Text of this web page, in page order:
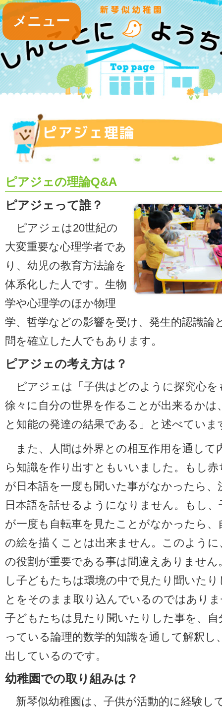
ピアジェ理論
ピアジェの理論Q&A
ピアジェって誰？
ピアジェは20世紀の
大変重要な心理学者であ
り、幼児の教育方法論を
体系化した人です。生物
学や心理学のほか物理
学、哲学などの影響を受け、発生的認識論
問を確立した人でもあります。
ピアジェの考え方は？
ピアジェは「子供はどのように探究心を
徐々に自分の世界を作ることが出来るかは
と知能の発達の結果である」と述べていま
また、人間は外界との相互作用を通して
ら知識を作り出すともいいました。もし
が日本語を一度も聞いた事がなかったら、
日本語を話せるようになりません。もし、
が一度も自転車を見たことがなかったら、
の絵を描くことは出来ません。このように
の役割が重要である事は間違えありません
し子どもたちは環境の中で見たり聞いた
とをそのまま取り込んでいるのではあり
子どもたちは見たり聞いたりした事を、自
っている論理的数学的知識を通して解釈し
出しているのです。
幼稚園での取り組みは？
新琴似幼稚園は、子供が活動的に経験し
メニュー